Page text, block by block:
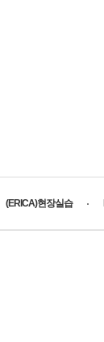
(ERICA)현장실습